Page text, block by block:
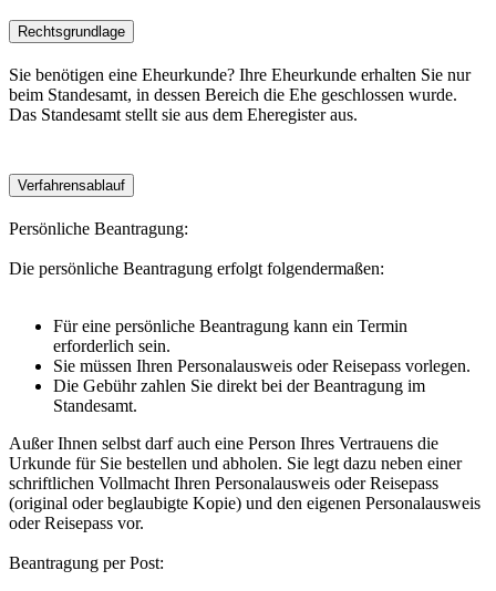
Rechtsgrundlage
Sie benötigen eine Eheurkunde? Ihre Eheurkunde erhalten Sie nur
beim Standesamt, in dessen Bereich die Ehe geschlossen wurde.
Das Standesamt stellt sie aus dem Eheregister aus.
Verfahrensablauf
Persönliche Beantragung:
Die persönliche Beantragung erfolgt folgendermaßen:
Für eine persönliche Beantragung kann ein Termin
erforderlich sein.
Sie müssen Ihren Personalausweis oder Reisepass vorlegen.
Die Gebühr zahlen Sie direkt bei der Beantragung im
Standesamt.
Außer Ihnen selbst darf auch eine Person Ihres Vertrauens die
Urkunde für Sie bestellen und abholen. Sie legt dazu neben einer
schriftlichen Vollmacht Ihren Personalausweis oder Reisepass
(original oder beglaubigte Kopie) und den eigenen Personalausweis
oder Reisepass vor.
Beantragung per Post: